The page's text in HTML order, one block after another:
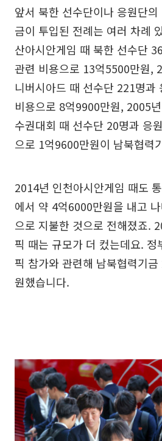
앞서 북한 선수단이나 응원단
금이 투입된 전례는 여러 차례
산아시안게임 때 북한 선수단
관련 비용으로 13억5500만원,
니버시아드 때 선수단 221명과
비용으로 8억9900만원, 2005
수권대회 때 선수단 20명과 응
으로 1억9600만원이 남북협력
2014년 인천아시안게임 때도
에서 약 4억6000만원을 내고
으로 지불한 것으로 전해졌죠.
픽 때는 규모가 더 컸는데요. 정
픽 참가와 관련해 남북협력기
원했습니다.